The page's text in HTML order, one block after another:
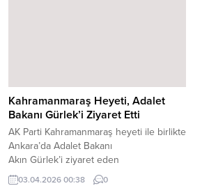
Kahramanmaraş Heyeti, Adalet
Bakanı Gürlek’i Ziyaret Etti
AK Parti Kahramanmaraş heyeti ile birlikte
Ankara’da Adalet Bakanı
Akın Gürlek’i ziyaret eden
Başkan Görgel, “Adalet hizmetlerinin
etkinliği, kamu hizmetlerinde verimliliğin
03.04.2026 00:38 0